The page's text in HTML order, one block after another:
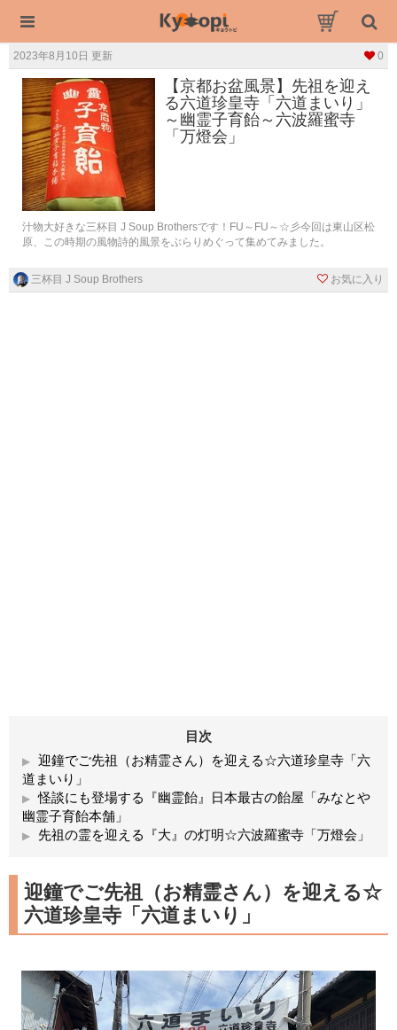
2023年8月10日 更新 0
【京都お盆風景】先祖を迎え
る六道珍皇寺「六道まいり」
～幽霊子育飴～六波羅蜜寺
「万燈会」
汁物大好きな三杯目 J Soup Brothersです！FU～FU～☆彡今回は東山区松
原、この時期の風物詩的風景をぶらりめぐって集めてみました。
三杯目 J Soup Brothers お気に入り
目次
迎鐘でご先祖（お精霊さん）を迎える☆六道珍皇寺「六
道まいり」
怪談にも登場する『幽霊飴』日本最古の飴屋「みなとや
幽霊子育飴本舗」
先祖の霊を迎える『大』の灯明☆六波羅蜜寺「万燈会」
迎鐘でご先祖（お精霊さん）を迎える☆
六道珍皇寺「六道まいり」